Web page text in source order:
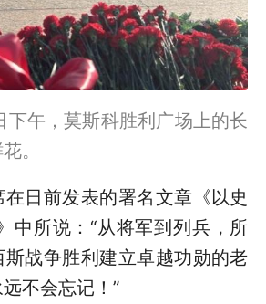
下午，莫斯科胜利广场上的长
。
日前发表的署名文章《以史
中所说：“从将军到列兵，所
战争胜利建立卓越功勋的老
不会忘记！”